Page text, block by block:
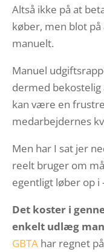
Altså ikke på at
køber, men blot
manuelt.
Manuel
dermed
kan være en
medarbejdernes
Men har I sat jer
reelt bruger om
egentligt løber op i
Det koster i
enkelt udlæg
GBTA har regnet